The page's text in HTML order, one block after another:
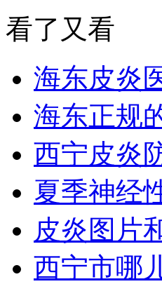
看了又看
海东皮炎
海东正规
西宁皮炎
夏季神经
皮炎图片
西宁市哪